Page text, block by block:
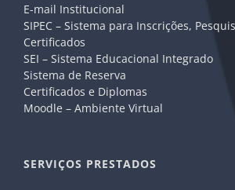
E-mail Institucional
SIPEC – Sistema para Inscrições,
Certificados
SEI – Sistema Educacional Integrado
Sistema de Reserva
Certificados e Diplomas
Moodle – Ambiente Virtual
SERVIÇOS PRESTADOS